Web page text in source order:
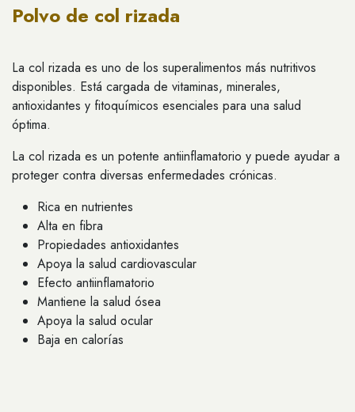
Polvo de col rizada
La col rizada es uno de los superalimentos más nutritivos
disponibles. Está cargada de vitaminas, minerales,
antioxidantes y fitoquímicos esenciales para una salud
óptima.
La col rizada es un potente antiinflamatorio y puede ayudar a
proteger contra diversas enfermedades crónicas.
Rica en nutrientes
Alta en fibra
Propiedades antioxidantes
Apoya la salud cardiovascular
Efecto antiinflamatorio
Mantiene la salud ósea
Apoya la salud ocular
Baja en calorías